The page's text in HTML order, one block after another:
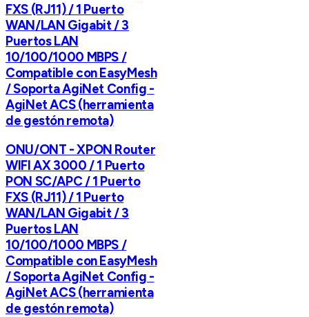
FXS (RJ11) / 1 Puerto
WAN/LAN Gigabit / 3
Puertos LAN
10/100/1000 MBPS /
Compatible con EasyMesh
/ Soporta AgiNet Config -
AgiNet ACS (herramienta
de gestón remota)
ONU/ONT - XPON Router
WIFI AX 3000 / 1 Puerto
PON SC/APC / 1 Puerto
FXS (RJ11) / 1 Puerto
WAN/LAN Gigabit / 3
Puertos LAN
10/100/1000 MBPS /
Compatible con EasyMesh
/ Soporta AgiNet Config -
AgiNet ACS (herramienta
de gestón remota)